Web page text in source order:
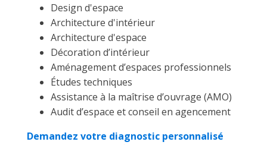
Design d'espace
Architecture d'intérieur
Architecture d'espace
Décoration d’intérieur
Aménagement d’espaces professionnels
Études techniques
Assistance à la maîtrise d’ouvrage (AMO)
Audit d’espace et conseil en agencement
Demandez votre diagnostic personnalisé